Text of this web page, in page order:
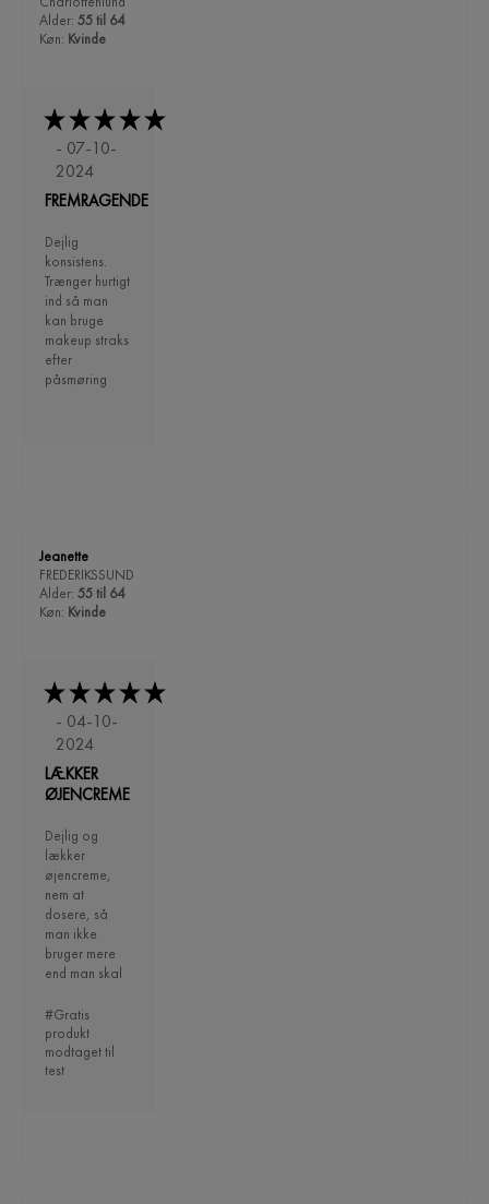
Alder: 55 til 64
Køn: Kvinde
- 07-10-
2024
FREMRAGENDE
Dejlig
konsistens.
Trænger hurtigt
ind så man
kan bruge
makeup straks
efter
påsmøring
Jeanette
FREDERIKSSUND
Alder: 55 til 64
Køn: Kvinde
- 04-10-
2024
LÆKKER
ØJENCREME
Dejlig og
lækker
øjencreme,
nem at
dosere, så
man ikke
bruger mere
end man skal
#Gratis
produkt
modtaget til
test